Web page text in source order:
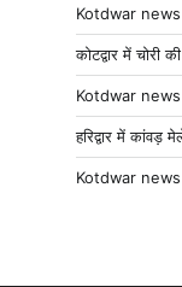
Kotdwar
कोटद्वार में चोरी
Kotdwar
हरिद्वार में कांवड़
Kotdwar